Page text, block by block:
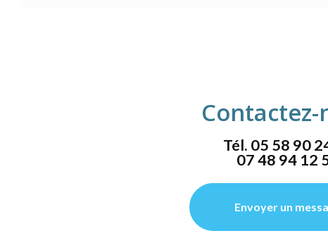
Contactez-
Tél. 05 58 90
07 48 94 12
Envoyer un